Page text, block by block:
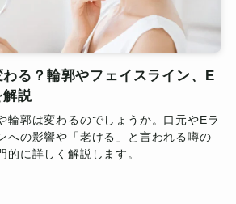
る？輪郭やフェイスライン、E
解説
輪郭は変わるのでしょうか。口元やEラ
への影響や「老ける」と言われる噂の
的に詳しく解説します。